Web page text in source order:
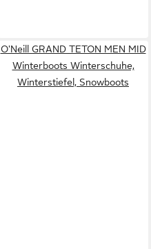
O'Neill GRAND TETON MEN MID
Winterboots Winterschuhe,
Winterstiefel, Snowboots